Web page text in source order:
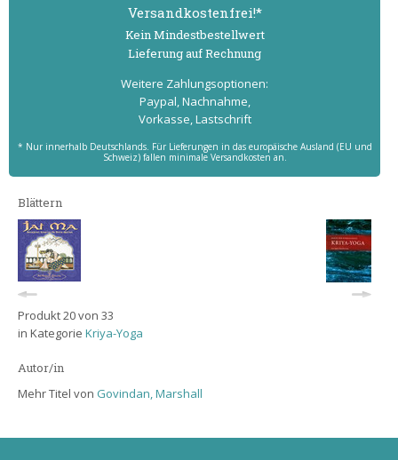
Versand­kostenfrei!*
Kein Mindest­bestell­wert
Lieferung auf Rechnung
Weitere Zahlungs­optionen:
Paypal, Nachnahme,
Vorkasse, Lastschrift
* Nur innerhalb Deutschlands. Für Lieferungen in das europäische Ausland (EU und
Schweiz) fallen minimale Versandkosten an.
Blättern
Produkt 20 von 33
in Kategorie Kriya-Yoga
Autor/in
Mehr Titel von Govindan, Marshall